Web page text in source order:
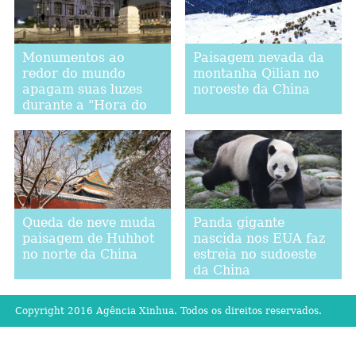
Monumentos ao
redor do mundo
apagam suas luzes
durante a "Hora do
Paisagem nevada da
montanha Qilian no
noroeste da China
Queda de neve muda
paisagem de Huhhot
no norte da China
Panda gigante
nascida nos EUA faz
estreia no sudoeste
da China
Copyright 2016 Agência Xinhua. Todos os direitos reservados.